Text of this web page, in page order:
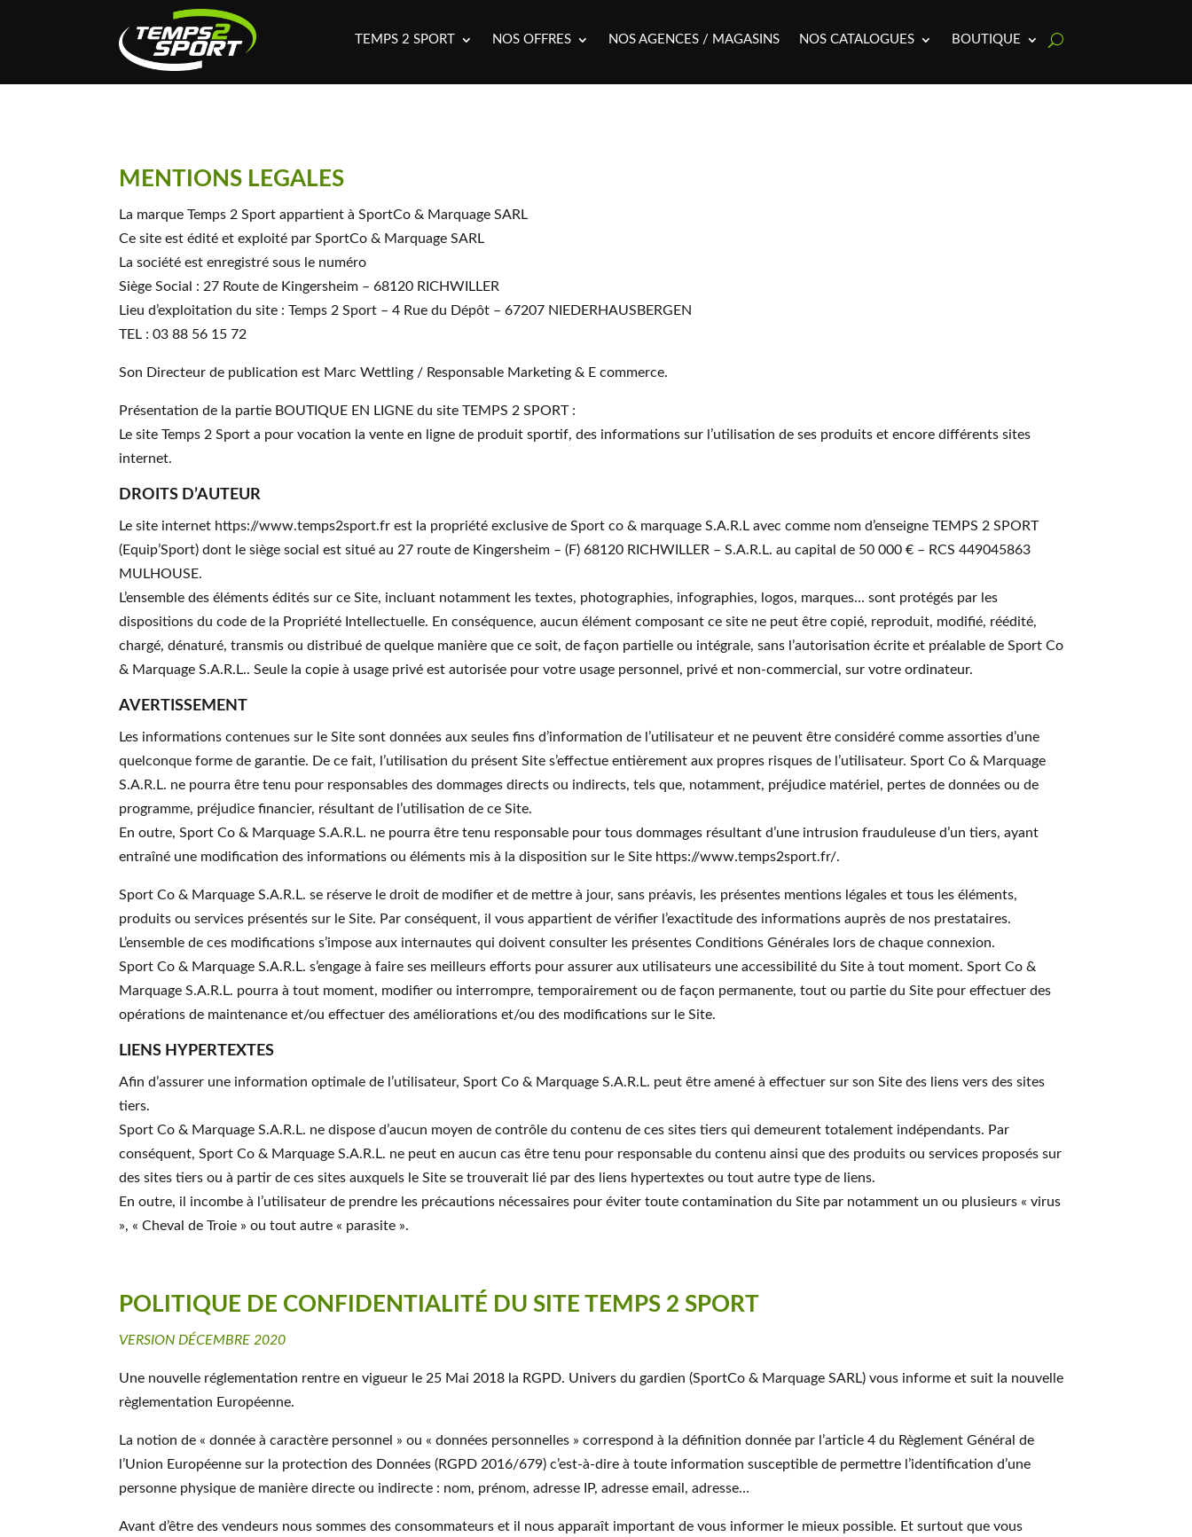
TEMPS 2 SPORT NOS OFFRES NOS AGENCES / MAGASINS NOS CATALOGUES BOUTIQUE
MENTIONS LEGALES
La marque Temps 2 Sport appartient à SportCo & Marquage SARL
Ce site est édité et exploité par SportCo & Marquage SARL
La société est enregistré sous le numéro
Siège Social : 27 Route de Kingersheim – 68120 RICHWILLER
Lieu d’exploitation du site : Temps 2 Sport – 4 Rue du Dépôt – 67207 NIEDERHAUSBERGEN
TEL : 03 88 56 15 72
Son Directeur de publication est Marc Wettling / Responsable Marketing & E commerce.
Présentation de la partie BOUTIQUE EN LIGNE du site TEMPS 2 SPORT :
Le site Temps 2 Sport a pour vocation la vente en ligne de produit sportif, des informations sur l’utilisation de ses produits et encore différents sites
internet.
DROITS D’AUTEUR
Le site internet https://www.temps2sport.fr est la propriété exclusive de Sport co & marquage S.A.R.L avec comme nom d’enseigne TEMPS 2 SPORT
(Equip’Sport) dont le siège social est situé au 27 route de Kingersheim – (F) 68120 RICHWILLER – S.A.R.L. au capital de 50 000 € – RCS 449045863
MULHOUSE.
L’ensemble des éléments édités sur ce Site, incluant notamment les textes, photographies, infographies, logos, marques… sont protégés par les
dispositions du code de la Propriété Intellectuelle. En conséquence, aucun élément composant ce site ne peut être copié, reproduit, modifié, réédité,
chargé, dénaturé, transmis ou distribué de quelque manière que ce soit, de façon partielle ou intégrale, sans l’autorisation écrite et préalable de Sport Co
& Marquage S.A.R.L.. Seule la copie à usage privé est autorisée pour votre usage personnel, privé et non-commercial, sur votre ordinateur.
AVERTISSEMENT
Les informations contenues sur le Site sont données aux seules fins d’information de l’utilisateur et ne peuvent être considéré comme assorties d’une
quelconque forme de garantie. De ce fait, l’utilisation du présent Site s’effectue entièrement aux propres risques de l’utilisateur. Sport Co & Marquage
S.A.R.L. ne pourra être tenu pour responsables des dommages directs ou indirects, tels que, notamment, préjudice matériel, pertes de données ou de
programme, préjudice financier, résultant de l’utilisation de ce Site.
En outre, Sport Co & Marquage S.A.R.L. ne pourra être tenu responsable pour tous dommages résultant d’une intrusion frauduleuse d’un tiers, ayant
entraîné une modification des informations ou éléments mis à la disposition sur le Site https://www.temps2sport.fr/.
Sport Co & Marquage S.A.R.L. se réserve le droit de modifier et de mettre à jour, sans préavis, les présentes mentions légales et tous les éléments,
produits ou services présentés sur le Site. Par conséquent, il vous appartient de vérifier l’exactitude des informations auprès de nos prestataires.
L’ensemble de ces modifications s’impose aux internautes qui doivent consulter les présentes Conditions Générales lors de chaque connexion.
Sport Co & Marquage S.A.R.L. s’engage à faire ses meilleurs efforts pour assurer aux utilisateurs une accessibilité du Site à tout moment. Sport Co &
Marquage S.A.R.L. pourra à tout moment, modifier ou interrompre, temporairement ou de façon permanente, tout ou partie du Site pour effectuer des
opérations de maintenance et/ou effectuer des améliorations et/ou des modifications sur le Site.
LIENS HYPERTEXTES
Afin d’assurer une information optimale de l’utilisateur, Sport Co & Marquage S.A.R.L. peut être amené à effectuer sur son Site des liens vers des sites
tiers.
Sport Co & Marquage S.A.R.L. ne dispose d’aucun moyen de contrôle du contenu de ces sites tiers qui demeurent totalement indépendants. Par
conséquent, Sport Co & Marquage S.A.R.L. ne peut en aucun cas être tenu pour responsable du contenu ainsi que des produits ou services proposés sur
des sites tiers ou à partir de ces sites auxquels le Site se trouverait lié par des liens hypertextes ou tout autre type de liens.
En outre, il incombe à l’utilisateur de prendre les précautions nécessaires pour éviter toute contamination du Site par notamment un ou plusieurs « virus
», « Cheval de Troie » ou tout autre « parasite ».
POLITIQUE DE CONFIDENTIALITÉ DU SITE TEMPS 2 SPORT
VERSION DÉCEMBRE 2020
Une nouvelle réglementation rentre en vigueur le 25 Mai 2018 la RGPD. Univers du gardien (SportCo & Marquage SARL) vous informe et suit la nouvelle
règlementation Européenne.
La notion de « donnée à caractère personnel » ou « données personnelles » correspond à la définition donnée par l’article 4 du Règlement Général de
l’Union Européenne sur la protection des Données (RGPD 2016/679) c’est-à-dire à toute information susceptible de permettre l’identification d’une
personne physique de manière directe ou indirecte : nom, prénom, adresse IP, adresse email, adresse…
Avant d’être des vendeurs nous sommes des consommateurs et il nous apparaît important de vous informer le mieux possible. Et surtout que vous